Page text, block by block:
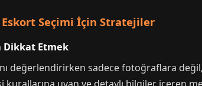
Seçimi İçin Stratejiler
Etmek
değerlendirirken sadece fotoğraflara